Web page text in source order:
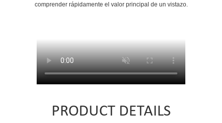
comprender rápidamente el valor principal de un vistazo.
PRODUCT DETAILS